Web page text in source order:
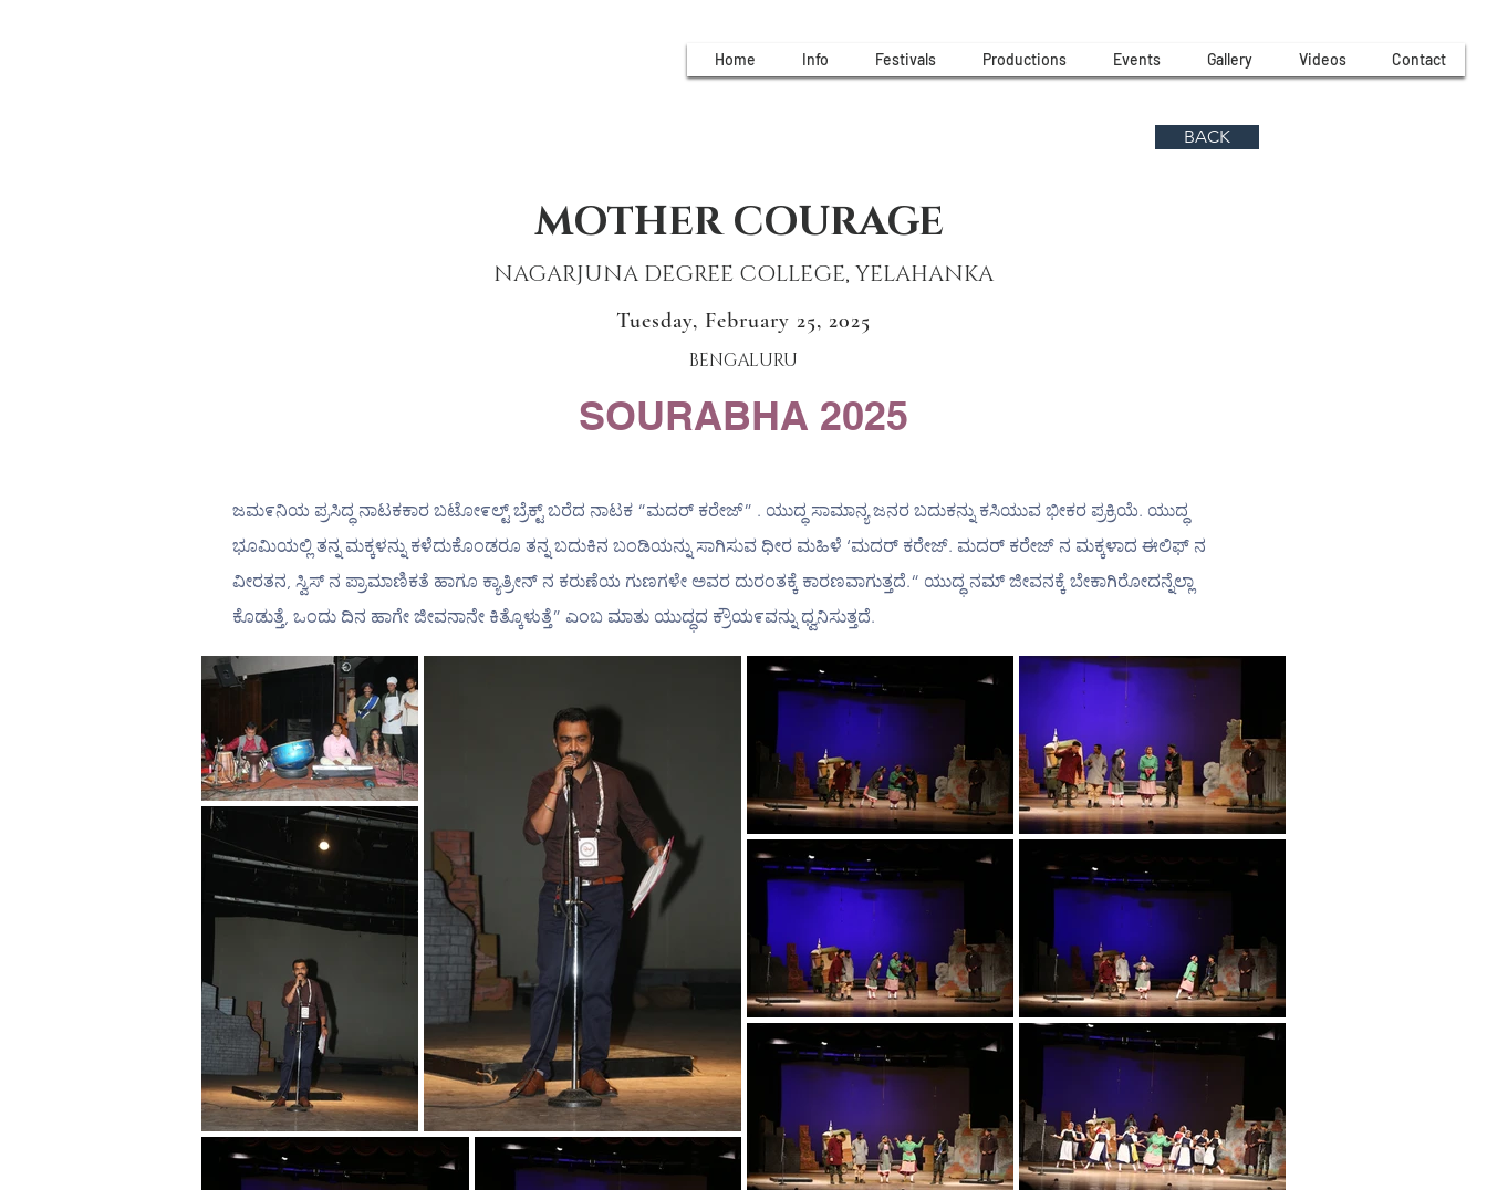
Home Info Festivals Productions Events Gallery Videos Contact
BACK
MOTHER COURAGE
NAGARJUNA DEGREE COLLEGE, YELAHANKA
Tuesday, February 25, 2025
BENGALURU
SOURABHA 2025
ಜಮ೯ನಿಯ ಪ್ರಸಿದ್ಧ ನಾಟಕಕಾರ ಬಟೋ೯ಲ್ಟ್ ಬ್ರೆಕ್ಟ್ ಬರೆದ ನಾಟಕ “ಮದರ್ ಕರೇಜ್” . ಯುದ್ಧ ಸಾಮಾನ್ಯ ಜನರ ಬದುಕನ್ನು ಕಸಿಯುವ ಭೀಕರ ಪ್ರಕ್ರಿಯೆ. ಯುದ್ಧ
ಭೂಮಿಯಲ್ಲಿ ತನ್ನ ಮಕ್ಕಳನ್ನು ಕಳೆದುಕೊಂಡರೂ ತನ್ನ ಬದುಕಿನ ಬಂಡಿಯನ್ನು ಸಾಗಿಸುವ ಧೀರ ಮಹಿಳೆ ‘ಮದರ್ ಕರೇಜ್. ಮದರ್ ಕರೇಜ್ ನ ಮಕ್ಕಳಾದ ಈಲಿಫ್ ನ
ವೀರತನ, ಸ್ವಿಸ್ ನ ಪ್ರಾಮಾಣಿಕತೆ ಹಾಗೂ ಕ್ಯಾತ್ರೀನ್ ನ ಕರುಣೆಯ ಗುಣಗಳೇ ಅವರ ದುರಂತಕ್ಕೆ ಕಾರಣವಾಗುತ್ತದೆ.“ ಯುದ್ಧ ನಮ್ ಜೀವನಕ್ಕೆ ಬೇಕಾಗಿರೋದನ್ನೆಲ್ಲಾ
ಕೊಡುತ್ತೆ, ಒಂದು ದಿನ ಹಾಗೇ ಜೀವನಾನೇ ಕಿತ್ಕೊಳುತ್ತೆ” ಎಂಬ ಮಾತು ಯುದ್ಧದ ಕ್ರೌಯ೯ವನ್ನು ಧ್ವನಿಸುತ್ತದೆ.